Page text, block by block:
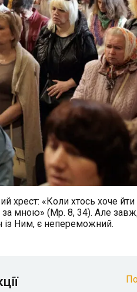
хрест: «Коли хтось хоче йти
за мною» (Мр. 8, 34). Але
із Ним, є непереможний.